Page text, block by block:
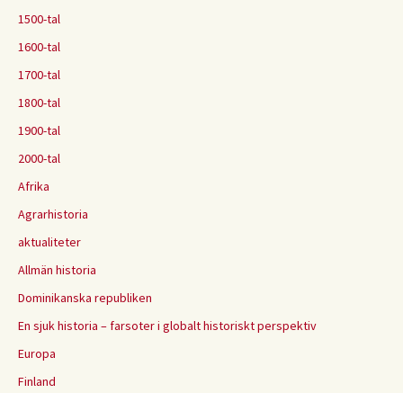
1500-tal
1600-tal
1700-tal
1800-tal
1900-tal
2000-tal
Afrika
Agrarhistoria
aktualiteter
Allmän historia
Dominikanska republiken
En sjuk historia – farsoter i globalt historiskt perspektiv
Europa
Finland